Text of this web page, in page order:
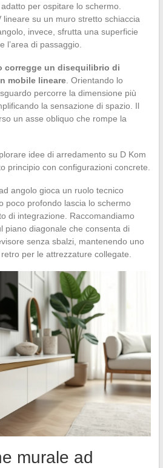
per ospitare lo schermo.
su un muro stretto schiaccia
invece, sfrutta una superficie
l’area di passaggio.
corregge un disequilibrio di
mobile lineare. Orientando lo
percorre la dimensione più
la sensazione di spazio. Il
un asse obliquo che rompe la
idee di arredamento su D Kom
principio con configurazioni concrete.
angolo gioca un ruolo tecnico
poco profondo lascia lo schermo
di integrazione. Raccomandiamo
piano diagonale che consenta di
senza sbalzi, mantenendo uno
per le attrezzature collegate.
murale ad